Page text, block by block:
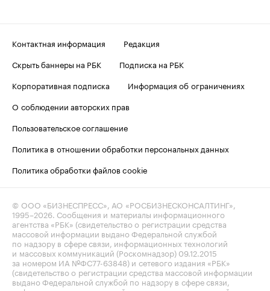
Контактная информация
Редакция
Скрыть баннеры на РБК
Подписка на РБК
Корпоративная подписка
Информация об ограничениях
О соблюдении авторских прав
Пользовательское соглашение
Политика в отношении обработки персональных данных
Политика обработки файлов cookie
© ООО «БИЗНЕСПРЕСС», АО «РОСБИЗНЕСКОНСАЛТИНГ»,
1995–2026 . Сообщения и материалы информационного
агентства «РБК» (свидетельство о регистрации средства
массовой информации выдано Федеральной службой
по надзору в сфере связи, информационных технологий
и массовых коммуникаций (Роскомнадзор) 09.12.2015
за номером ИА №ФС77-63848) и сетевого издания «РБК»
(свидетельство о регистрации средства массовой информации
выдано Федеральной службой по надзору в сфере связи,